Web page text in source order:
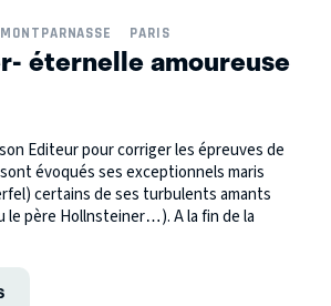
PARIS
éternelle amoureuse
Editeur pour corriger les épreuves de
évoqués ses exceptionnels maris
certains de ses turbulents amants
le père Hollnsteiner…). A la fin de la